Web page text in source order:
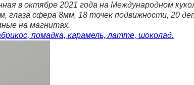
в октябре 2021 года на Международном
глаза сфера 8мм, 18 точек подвижности, 20
на магнитах.
помадка, карамель, латте, шоколад.